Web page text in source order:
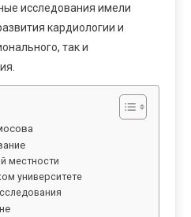
исследования имели
кардиологии и
так и
местности
университете